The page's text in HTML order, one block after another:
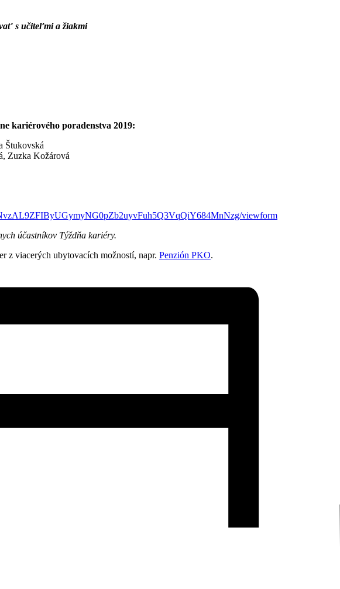
s učiteľmi a žiakmi
kariérového poradenstva 2019:
Štukovská
Zuzka Kožárová
viewform
účastníkov Týždňa kariéry.
z viacerých ubytovacích možností, napr. Penzión PKO.